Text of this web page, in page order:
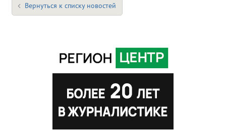
Вернуться к списку новостей